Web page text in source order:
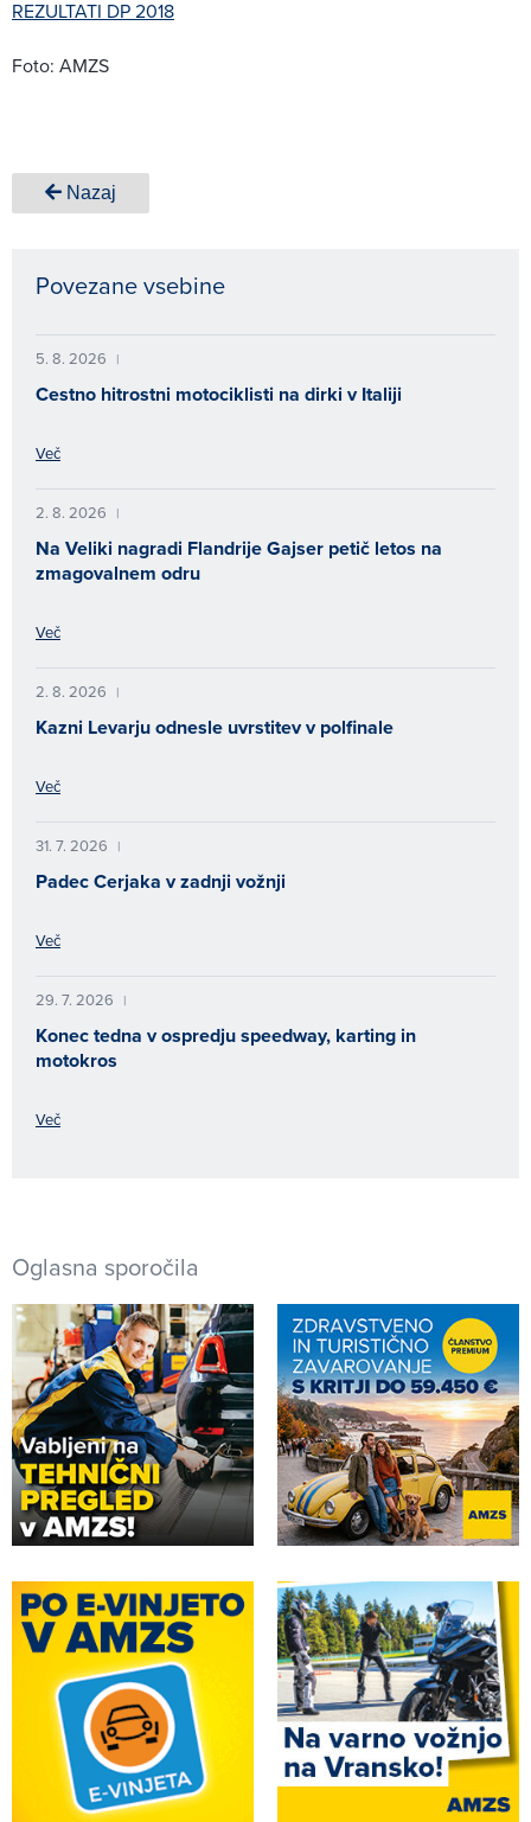
REZULTATI DP 2018
Foto: AMZS
Nazaj
Povezane vsebine
5. 8. 2026 |
Cestno hitrostni motociklisti na dirki v Italiji
Več
2. 8. 2026 |
Na Veliki nagradi Flandrije Gajser petič letos na
zmagovalnem odru
Več
2. 8. 2026 |
Kazni Levarju odnesle uvrstitev v polfinale
Več
31. 7. 2026 |
Padec Cerjaka v zadnji vožnji
Več
29. 7. 2026 |
Konec tedna v ospredju speedway, karting in
motokros
Več
Oglasna sporočila